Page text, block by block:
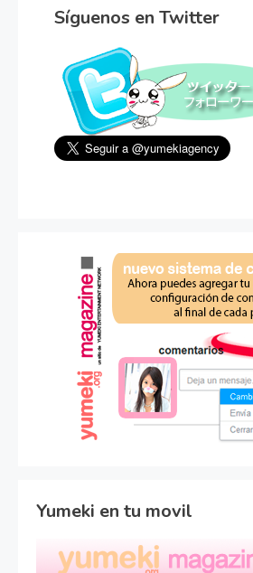
Síguenos en Twitter
Yumeki en tu movil